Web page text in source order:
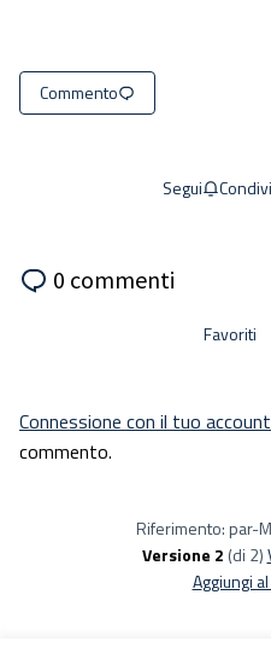
Commento
Segui
0 commenti
Favoriti
Connessione con il tuo account
commento.
Riferimento: par-
Versione 2 (di 2)
Aggiungi